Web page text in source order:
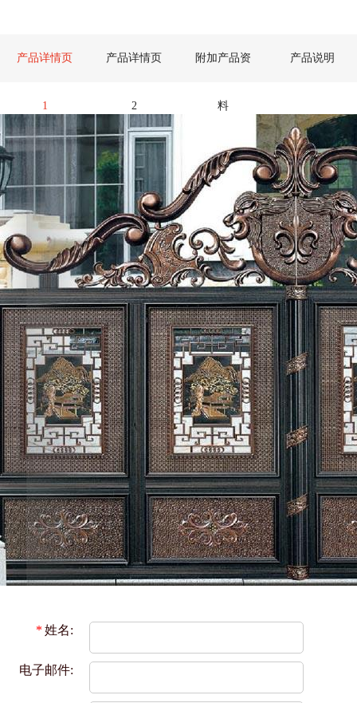
产品详情页
1
产品详情页
2
附加产品资
料
产品说明
* 姓名:
电子邮件: